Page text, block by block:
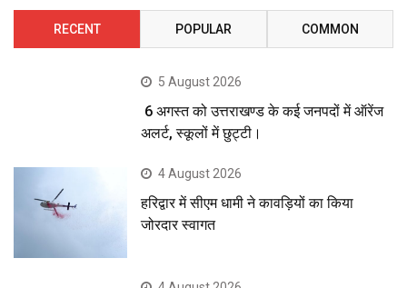
RECENT POPULAR COMMON
5 August 2026
6 अगस्त को उत्तराखण्ड के कई जनपदों में ऑरेंज
अलर्ट, स्कूलों में छुट्टी।
4 August 2026
हरिद्वार में सीएम धामी ने कावड़ियों का किया
जोरदार स्वागत